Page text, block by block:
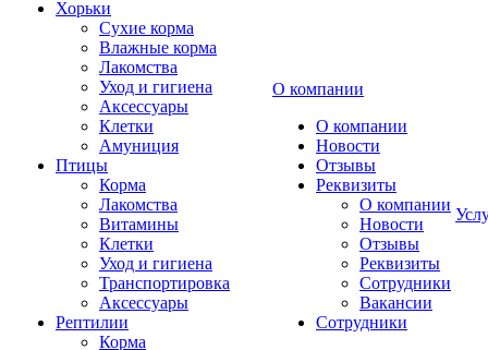
Хорьки
Сухие корма
Влажные корма
Лакомства
Уход и гигиена
Аксессуары
Клетки
Амуниция
Птицы
Корма
Лакомства
Витамины
Клетки
Уход и гигиена
Транспортировка
Аксессуары
Рептилии
Корма
О компании
О компании
Новости
Отзывы
Реквизиты
О компании
Новости
Отзывы
Реквизиты
Сотрудники
Вакансии
Сотрудники